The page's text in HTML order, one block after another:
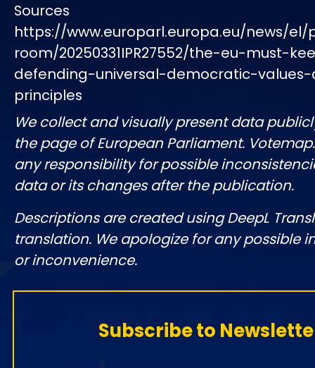
Sources
https://www.europarl.europa.eu/news/el/
room/20250331IPR27552/the-eu-must-
defending-universal-democratic-
principles
We collect and visually present data
the page of European Parliament.
any responsibility for possible
data or its changes after the publication.
Descriptions are created using DeepL
translation. We apologize for any possible
or inconvenience.
Subscribe to